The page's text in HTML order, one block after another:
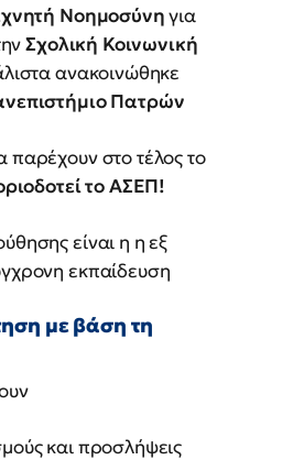
Νοημοσύνηγια
Σχολική Κοινωνική
ανακοινώθηκε
Πατρών
στο τέλος το
το ΑΣΕΠ!
είναι η η εξ
εκπαίδευση
με βάση τη
και προσλήψεις